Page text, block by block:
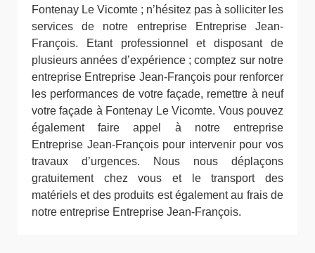
Fontenay Le Vicomte ; n’hésitez pas à solliciter les
services de notre entreprise Entreprise Jean-
François. Etant professionnel et disposant de
plusieurs années d’expérience ; comptez sur notre
entreprise Entreprise Jean-François pour renforcer
les performances de votre façade, remettre à neuf
votre façade à Fontenay Le Vicomte. Vous pouvez
également faire appel à notre entreprise
Entreprise Jean-François pour intervenir pour vos
travaux d’urgences. Nous nous déplaçons
gratuitement chez vous et le transport des
matériels et des produits est également au frais de
notre entreprise Entreprise Jean-François.